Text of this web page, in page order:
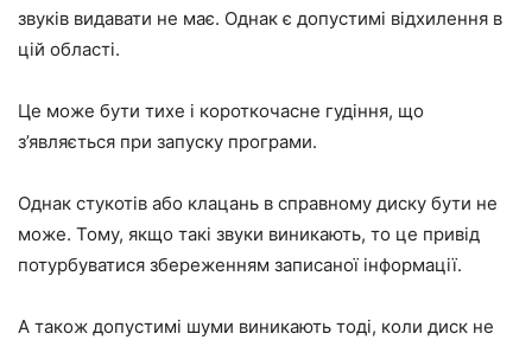
звуків видавати не має. Однак є допустимі відхилення в
цій області.
Це може бути тихе і короткочасне гудіння, що
з’являється при запуску програми.
Однак стукотів або клацань в справному диску бути не
може. Тому, якщо такі звуки виникають, то це привід
потурбуватися збереженням записаної інформації.
А також допустимі шуми виникають тоді, коли диск не